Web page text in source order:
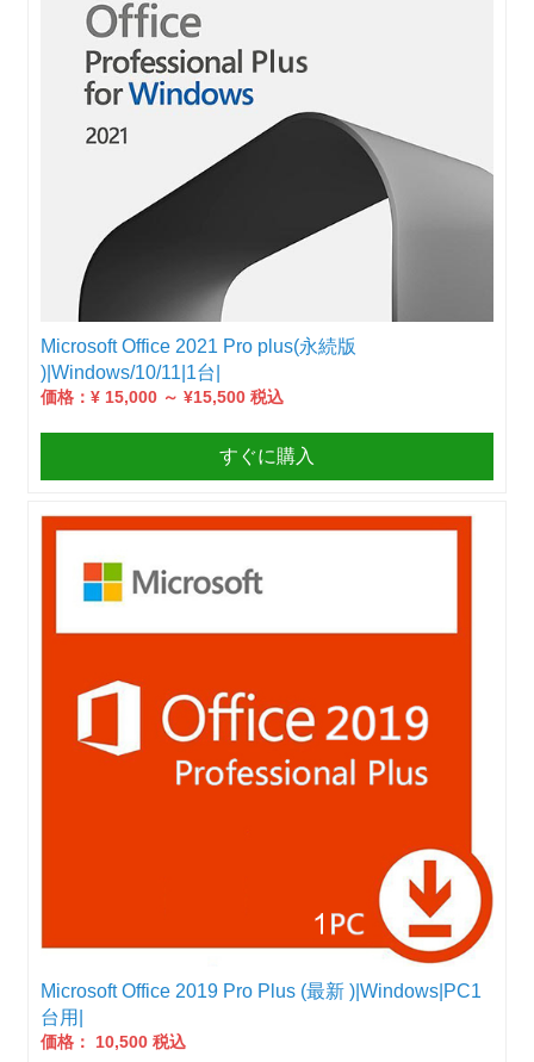
Microsoft Office 2021 Pro plus(永続版
)|Windows/10/11|1台|
価格：¥ 15,000 ～ ¥15,500 税込
すぐに購入
Microsoft Office 2019 Pro Plus (最新 )|Windows|PC1
台用|
価格： 10,500 税込